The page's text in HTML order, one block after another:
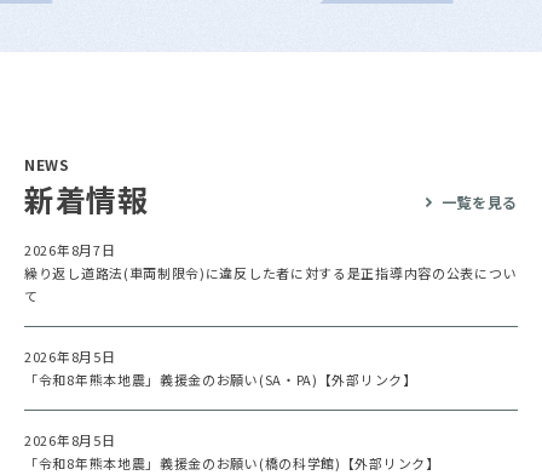
NEWS
新着情報 一覧を見る
2026年8月7日
繰り返し道路法(車両制限令)に違反した者に対する是正指導内容の公表につい
て
2026年8月5日
「令和8年熊本地震」義援金のお願い(SA・PA)【外部リンク】
2026年8月5日
「令和8年熊本地震」義援金のお願い(橋の科学館)【外部リンク】